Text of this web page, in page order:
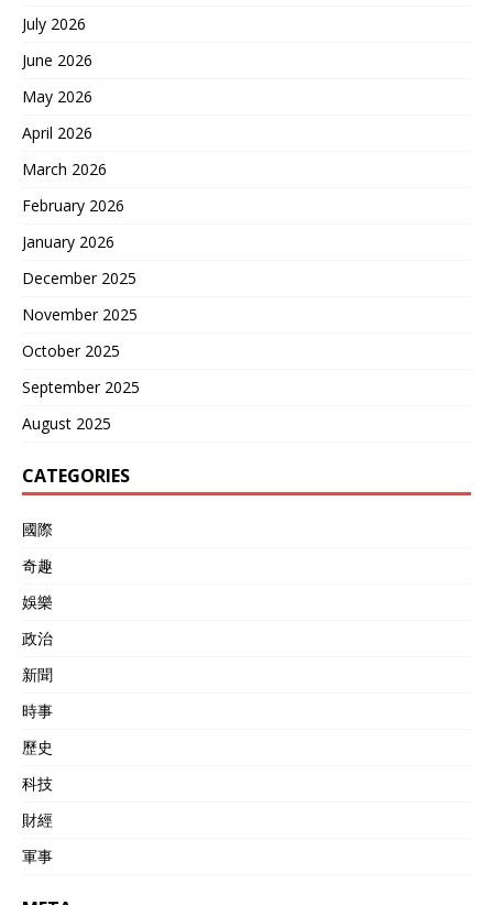
July 2026
June 2026
May 2026
April 2026
March 2026
February 2026
January 2026
December 2025
November 2025
October 2025
September 2025
August 2025
CATEGORIES
國際
奇趣
娛樂
政治
新聞
時事
歷史
科技
財經
軍事